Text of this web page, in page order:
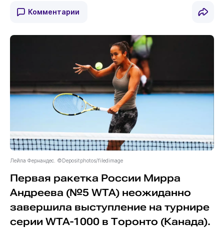
Комментарии
Лейла Фернандес. ©Depositphotos/filedimage
Первая ракетка России Мирра
Андреева (№5 WTA) неожиданно
завершила выступление на турнире
серии WTA-1000 в Торонто (Канада).